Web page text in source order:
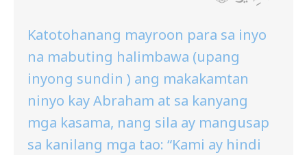
Katotohanang mayroon para sa inyo
na mabuting halimbawa (upang
inyong sundin ) ang makakamtan
ninyo kay Abraham at sa kanyang
mga kasama, nang sila ay mangusap
sa kanilang mga tao: “Kami ay hindi